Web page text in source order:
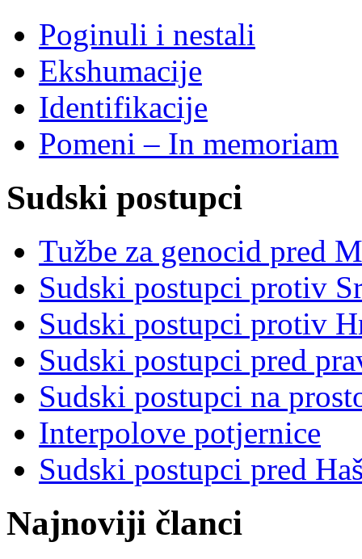
Poginuli i nestali
Ekshumacije
Identifikacije
Pomeni – In memoriam
Sudski postupci
Tužbe za genocid pred
Sudski postupci protiv
Sudski postupci protiv
Sudski postupci pred
Sudski postupci na
Interpolove potjernice
Sudski postupci pred
Najnoviji članci